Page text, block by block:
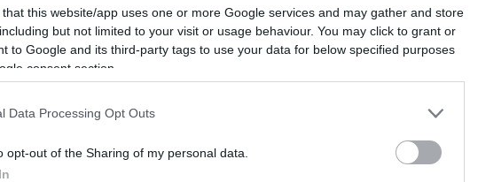
that this website/app uses one or more Google services and may gather and store
but not limited to your visit or usage behaviour. You may click to grant or
to Google and its third-party tags to use your data for below specified purposes
consent section.
Data Processing Opt Outs
opt-out of the Sharing of my personal data.
Mutass többet
Kapcsolat
4025
+36 52 412 203